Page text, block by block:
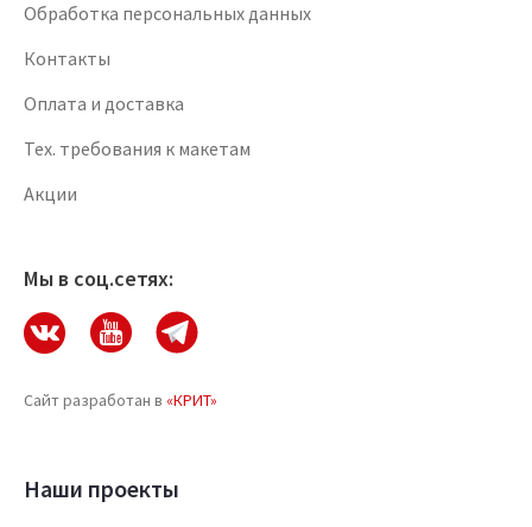
Обработка персональных данных
Контакты
Оплата и доставка
Тех. требования к макетам
Акции
Мы в соц.сетях:
Сайт разработан в «КРИТ»
Наши проекты